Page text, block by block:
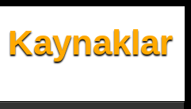
Kaynaklar